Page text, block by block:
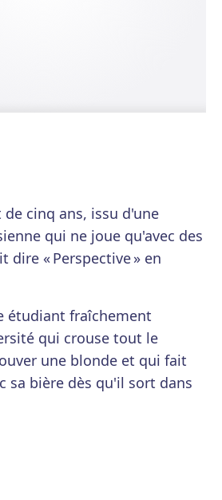
de cinq ans, issu d'une
qui ne joue qu'avec des
dire « Perspective » en
étudiant fraîchement
qui crouse tout le
une blonde et qui fait
sa bière dès qu'il sort dans